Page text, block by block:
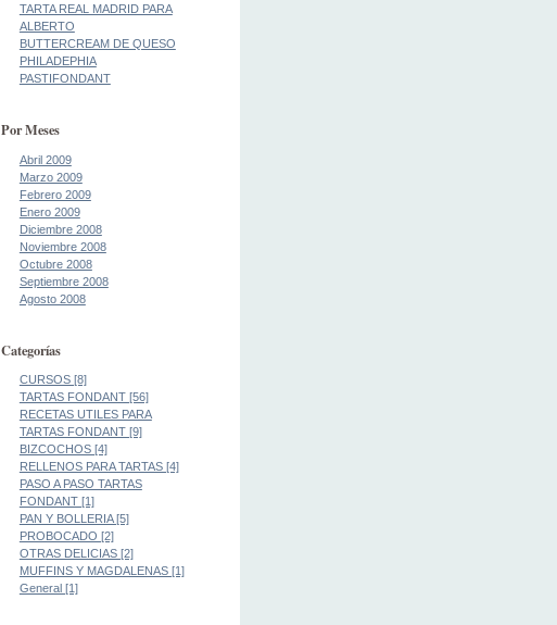
TARTA REAL MADRID PARA
ALBERTO
BUTTERCREAM DE QUESO
PHILADEPHIA
PASTIFONDANT
Por Meses
Abril 2009
Marzo 2009
Febrero 2009
Enero 2009
Diciembre 2008
Noviembre 2008
Octubre 2008
Septiembre 2008
Agosto 2008
Categorías
CURSOS [8]
TARTAS FONDANT [56]
RECETAS UTILES PARA
TARTAS FONDANT [9]
BIZCOCHOS [4]
RELLENOS PARA TARTAS [4]
PASO A PASO TARTAS
FONDANT [1]
PAN Y BOLLERIA [5]
PROBOCADO [2]
OTRAS DELICIAS [2]
MUFFINS Y MAGDALENAS [1]
General [1]